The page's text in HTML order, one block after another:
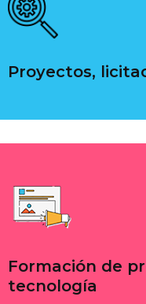
Proyectos,
Formación de
tecnología